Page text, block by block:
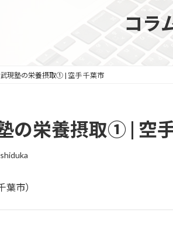
コラ
現塾の栄養摂取① | 空手 千葉市
の栄養摂取① | 空
市）